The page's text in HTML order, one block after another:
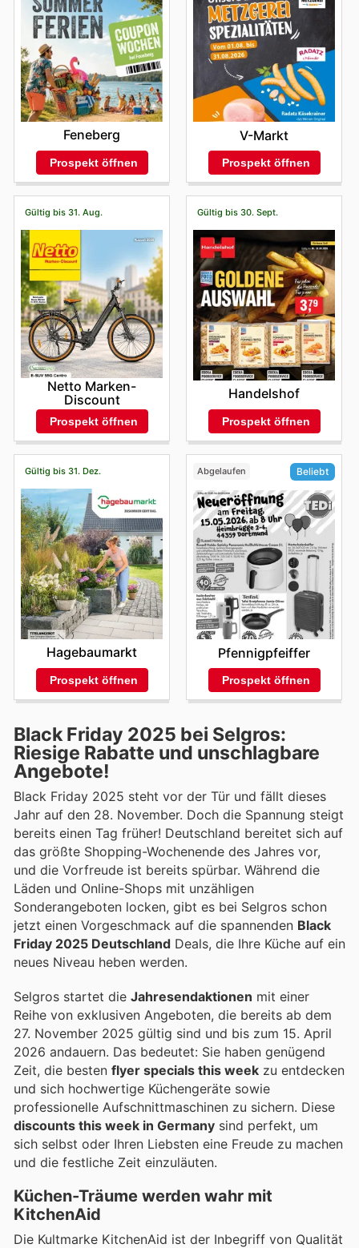
Feneberg
Prospekt öffnen
V-Markt
Prospekt öffnen
Gültig bis 31. Aug.
Netto Marken-
Discount
Prospekt öffnen
Gültig bis 30. Sept.
Handelshof
Prospekt öffnen
Gültig bis 31. Dez.
Hagebaumarkt
Prospekt öffnen
Abgelaufen Beliebt
Pfennigpfeiffer
Prospekt öffnen
Black Friday 2025 bei Selgros:
Riesige Rabatte und unschlagbare
Angebote!
Black Friday 2025 steht vor der Tür und fällt dieses
Jahr auf den 28. November. Doch die Spannung steigt
bereits einen Tag früher! Deutschland bereitet sich auf
das größte Shopping-Wochenende des Jahres vor,
und die Vorfreude ist bereits spürbar. Während die
Läden und Online-Shops mit unzähligen
Sonderangeboten locken, gibt es bei Selgros schon
jetzt einen Vorgeschmack auf die spannenden Black
Friday 2025 Deutschland Deals, die Ihre Küche auf ein
neues Niveau heben werden.
Selgros startet die Jahresendaktionen mit einer
Reihe von exklusiven Angeboten, die bereits ab dem
27. November 2025 gültig sind und bis zum 15. April
2026 andauern. Das bedeutet: Sie haben genügend
Zeit, die besten flyer specials this week zu entdecken
und sich hochwertige Küchengeräte sowie
professionelle Aufschnittmaschinen zu sichern. Diese
discounts this week in Germany sind perfekt, um
sich selbst oder Ihren Liebsten eine Freude zu machen
und die festliche Zeit einzuläuten.
Küchen-Träume werden wahr mit
KitchenAid
Die Kultmarke KitchenAid ist der Inbegriff von Qualität